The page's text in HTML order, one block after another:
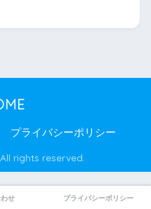
プライバシーポリシー
rights reserved.
せ プライバシーポリシー